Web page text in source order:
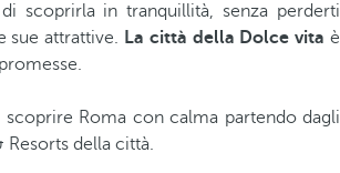
scoprirla in tranquillità, senza perderti
sue attrattive. La città della Dolce vita è
scoprire Roma con calma partendo dagli
della città.